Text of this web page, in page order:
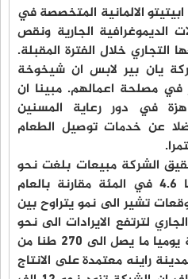
الالمانية المتخصصة في
الديموغرافية الجارية ونقص
التجاري خلال الفترة المقبلة.
يان بير لابس ان شيخوخة
مصلحة اعمالهم. مبينا ان
في دور رعاية المسنين
عن خدمات توصيل الطعام
الشركة مبيعات بلغت نحو
1.4 مليار يورو بزيادة قدرها 4.6 في المئة مقارنة بالعام
تشير الى نمو يتراوح بين
لترتفع الايرادات الى نحو
1.5 مليار يورو. وتنتج الشركة يوميا ما يصل الى 270 طنا من
راينه معتمدة على الانتاج